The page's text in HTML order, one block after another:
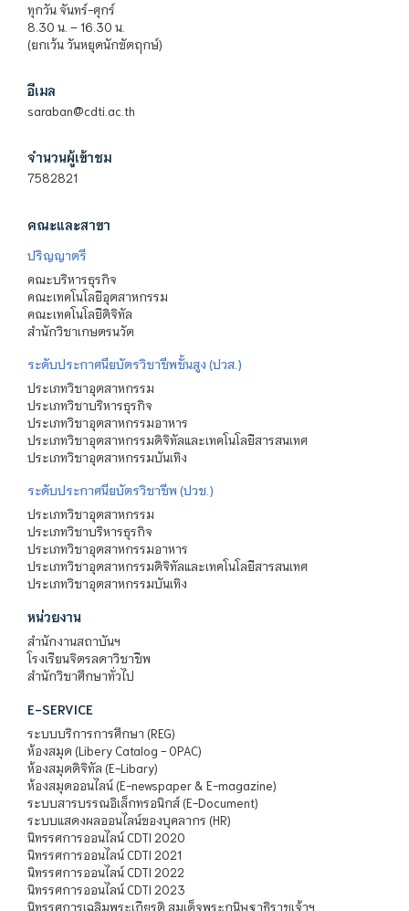
ทุกวัน จันทร์-ศุกร์
8.30 น. – 16.30 น.
(ยกเว้น วันหยุดนักขัตฤกษ์)
อีเมล
saraban@cdti.ac.th
จำนวนผู้เข้าชม
7582821
คณะและสาขา
ปริญญาตรี
คณะบริหารธุรกิจ
คณะเทคโนโลยีอุตสาหกรรม
คณะเทคโนโลยีดิจิทัล
สำนักวิชาเกษตรนวัต
ระดับประกาศนียบัตรวิชาชีพชั้นสูง (ปวส.)
ประเภทวิชาอุตสาหกรรม
ประเภทวิชาบริหารธุรกิจ
ประเภทวิชาอุตสาหกรรมอาหาร
ประเภทวิชาอุตสาหกรรมดิจิทัลและเทคโนโลยีสารสนเทศ
ประเภทวิชาอุตสาหกรรมบันเทิง
ระดับประกาศนียบัตรวิชาชีพ (ปวช.)
ประเภทวิชาอุตสาหกรรม
ประเภทวิชาบริหารธุรกิจ
ประเภทวิชาอุตสาหกรรมอาหาร
ประเภทวิชาอุตสาหกรรมดิจิทัลและเทคโนโลยีสารสนเทศ
ประเภทวิชาอุตสาหกรรมบันเทิง
หน่วยงาน
สำนักงานสถาบันฯ
โรงเรียนจิตรลดาวิชาชีพ
สำนักวิชาศึกษาทั่วไป
E-SERVICE
ระบบบริการการศึกษา (REG)
ห้องสมุด (Libery Catalog - OPAC)
ห้องสมุดดิจิทัล (E-Libary)
ห้องสมุดออนไลน์ (E-newspaper & E-magazine)
ระบบสารบรรณอิเล็กทรอนิกส์ (E-Document)
ระบบแสดงผลออนไลน์ของบุคลากร (HR)
นิทรรศการออนไลน์ CDTI 2020
นิทรรศการออนไลน์ CDTI 2021
นิทรรศการออนไลน์ CDTI 2022
นิทรรศการออนไลน์ CDTI 2023
นิทรรศการเฉลิมพระเกียรติ สมเด็จพระกนิษฐาธิราชเจ้าฯ